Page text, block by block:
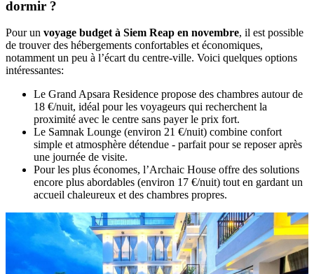
dormir ?
Pour un voyage budget à Siem Reap en novembre, il est possible
de trouver des hébergements confortables et économiques,
notamment un peu à l’écart du centre-ville. Voici quelques options
intéressantes:
Le Grand Apsara Residence propose des chambres autour de
18 €/nuit, idéal pour les voyageurs qui recherchent la
proximité avec le centre sans payer le prix fort.
Le Samnak Lounge (environ 21 €/nuit) combine confort
simple et atmosphère détendue - parfait pour se reposer après
une journée de visite.
Pour les plus économes, l’Archaic House offre des solutions
encore plus abordables (environ 17 €/nuit) tout en gardant un
accueil chaleureux et des chambres propres.